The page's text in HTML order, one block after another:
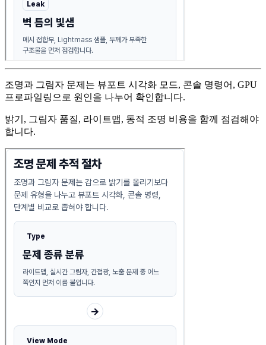
조명과 그림자 문제는 뷰포트 시각화 모드, 콘솔 명령어, GPU
프로파일링으로 원인을 나누어 확인합니다.
밝기, 그림자 품질, 라이트맵, 동적 조명 비용을 함께 점검해야
합니다.